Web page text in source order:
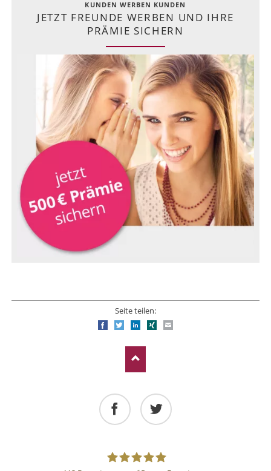
KUNDEN WERBEN KUNDEN
JETZT FREUNDE WERBEN UND IHRE
PRÄMIE SICHERN
Seite teilen:
FacebookTwitterLinkedIn
Xing